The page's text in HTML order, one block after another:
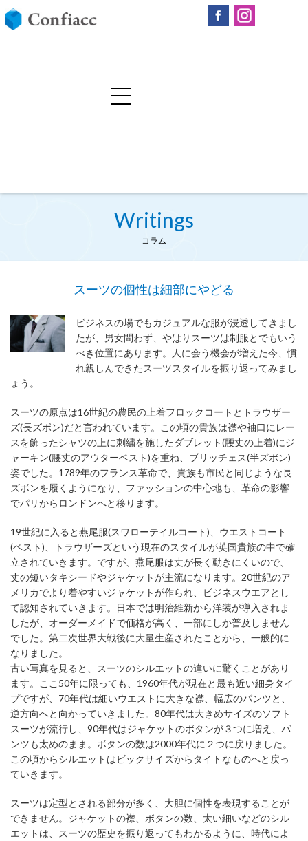
Writings
コラム
スーツの個性は細部にやどる
ビジネスの場でもカジュアルな服が浸透してきまし
たが、男女問わず、やはりスーツは制服とでもいう
べき位置にあります。人に会う機会が増えた今、慣
れ親しんできたスーツスタイルを振り返ってみまし
ょう。
スーツの原点は16世紀の農民の上着フロックコートとトラウザー
ズ(長ズボン)だと言われています。この頃の貴族は襟や袖口にレー
スを飾ったシャツの上に刺繍を施したダブレット(腰丈の上着)にジ
ャーキン(腰丈のアウターベスト)を重ね、ブリッチェス(半ズボン)
姿でした。1789年のフランス革命で、貴族も市民と同じような長
ズボンを履くようになり、ファッションの中心地も、革命の影響
でパリからロンドンへと移ります。
19世紀に入ると燕尾服(スワローテイルコート)、ウエストコート
(ベスト)、トラウザーズという現在のスタイルが英国貴族の中で確
立されていきます。ですが、燕尾服は丈が長く動きにくいので、
丈の短いタキシードやジャケットが主流になります。20世紀のア
メリカでより着やすいジャケットが作られ、ビジネスウエアとし
て認知されていきます。日本では明治維新から洋装が導入されま
したが、オーダーメイドで価格が高く、一部にしか普及しません
でした。第二次世界大戦後に大量生産されたことから、一般的に
なりました。
古い写真を見ると、スーツのシルエットの違いに驚くことがあり
ます。ここ50年に限っても、1960年代が現在と最も近い細身タイ
プですが、70年代は細いウエストに大きな襟、幅広のパンツと、
逆方向へと向かっていきました。80年代は大きめサイズのソフト
スーツが流行し、90年代はジャケットのボタンが３つに増え、パ
ンツも太めのまま。ボタンの数は2000年代に２つに戻りました。
この頃からシルエットはビックサイズからタイトなものへと戻っ
ていきます。
スーツは定型とされる部分が多く、大胆に個性を表現することが
できません。ジャケットの襟、ボタンの数、太い細いなどのシル
エットは、スーツの歴史を振り返ってもわかるように、時代によ